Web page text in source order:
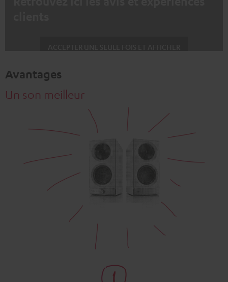
Les avis Trustpilot sont des contenus externes. Vous
pouvez les afficher en un clic. En cliquant, vous acceptez
l'affichage de ces contenus externes, ce qui peut
entraîner la transmission de données personnelles à des
plateformes tierces. Pour en savoir plus, consultez notre
politique de confidentialité.
Avantages
Un son meilleur